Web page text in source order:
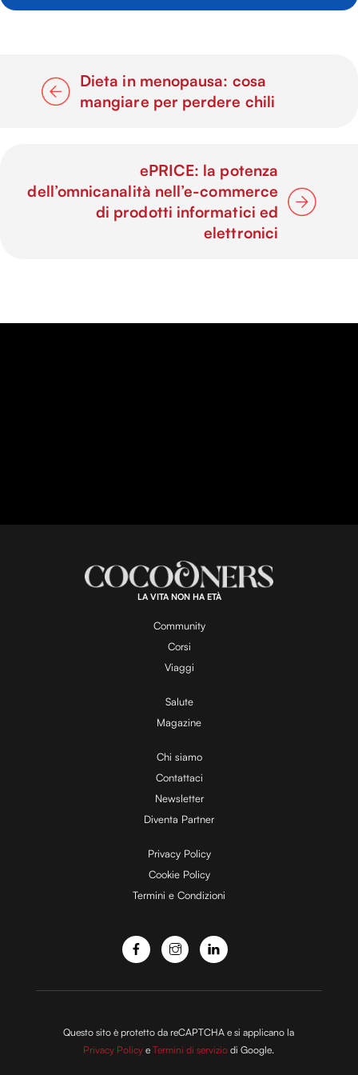
Dieta in menopausa: cosa
mangiare per perdere chili
ePRICE: la potenza
dell’omnicanalità nell’e-commerce
di prodotti informatici ed
elettronici
LA VITA NON HA ETÀ
Community
Corsi
Viaggi
Salute
Magazine
Chi siamo
Contattaci
Newsletter
Diventa Partner
Privacy Policy
Cookie Policy
Termini e Condizioni
Questo sito è protetto da reCAPTCHA e si applicano la
Privacy Policy eTermini di servizio di Google.